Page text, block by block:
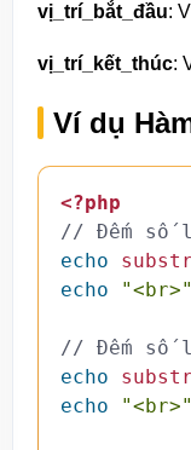
vị_trí_bắt_đầu:
vị_trí_kết_thúc:
Ví dụ
<?php
// Đếm số
echo
echo
"<br>"
// Đếm số
echo
echo
"<br>"